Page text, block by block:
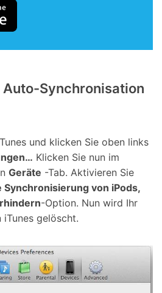
Auto-Synchronisation
und klicken Sie oben links
Klicken Sie nun im
Geräte -Tab. Aktivieren Sie
Synchronisierung von iPods,
-Option. Nun wird Ihr
gelöscht.